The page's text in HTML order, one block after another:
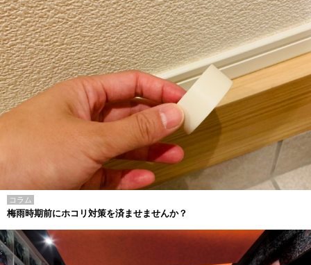
コラム
梅雨時期前にホコリ対策を済ませませんか？